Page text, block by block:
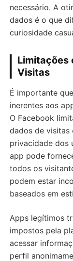
necessário. A
dados é o que
curiosidade
Limitações
Visitas
É importante
inerentes aos
O Facebook
dados de
privacidade dos
app pode
todos os
podem estar
baseados em
Apps legítimos
impostos pela
acessar
perfil